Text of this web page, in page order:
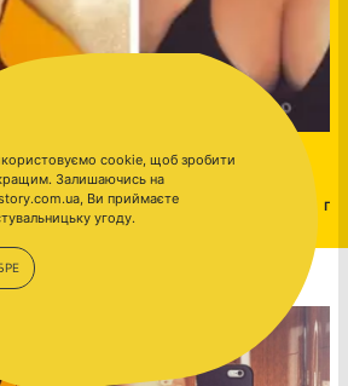
cookie, щоб зробити
Залишаючись на
Ви приймаєте
угоду.